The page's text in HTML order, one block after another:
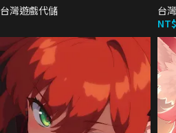
台灣遊戲代儲
台
NT$